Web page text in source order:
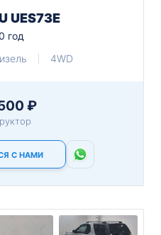
UES73E
год
4WD
₽
С НАМИ